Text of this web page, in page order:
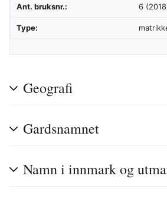
Ant. bruksnr.: 6
Type:
Geografi
Gardsnamnet
Namn i innmark og